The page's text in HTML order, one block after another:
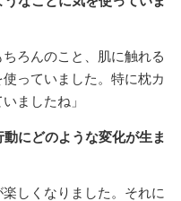
ろんのこと、肌に触れる
っていました。特に枕カ
ましたね」
にどのような変化が生ま
しくなりました。それに